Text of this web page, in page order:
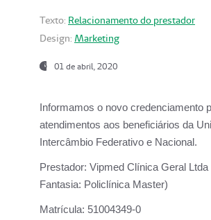
Texto: Relacionamento do prestador
Design: Marketing
01 de abril, 2020
Informamos o novo credenciamento
atendimentos aos beneficiários da
Intercâmbio Federativo e Nacional.
Prestador: Vipmed Clínica Geral Ltda
Fantasia: Policlínica Master)
Matrícula: 51004349-0